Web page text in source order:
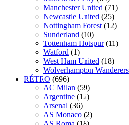
Manchester United (71)
Newcastle United (25)
Nottingham Forest (12)
Sunderland (10)
Tottenham Hotspur (11)
Watford (1)
West Ham United (18)
Wolverhampton Wanderers
RÉTRO (696)
AC Milan (59)
Argentine (12)
Arsenal (36)
AS Monaco (2)